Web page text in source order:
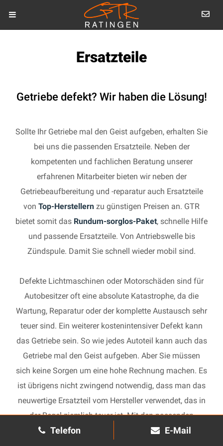
Telefon E-Mail
Ersatzteile
Getriebe defekt? Wir haben die Lösung!
Sollte Ihr Getriebe mal den Geist aufgeben, erhalten Sie
bei uns die passenden Ersatzteile. Neben der
kompetenten und fachlichen Beratung unserer
erfahrenen Mitarbeiter bieten wir neben der
Getriebeaufbereitung und -reparatur auch Ersatzteile
von Top-Herstellern zu günstigen Preisen an. GTR
bietet somit das Rundum-sorglos-Paket, schnelle Hilfe
und passende Ersatzteile. Von Antriebswelle bis
Zündspule. Damit Sie schnell wieder mobil sind.
Defekte Lichtmaschinen oder Motorschäden sind für
Autobesitzer oft eine absolute Katastrophe, da die
Wartung, Reparatur oder der komplette Austausch sehr
teuer sind. Ein weiterer kostenintensiver Defekt kann
das Getriebe sein. So wie jedes Autoteil kann auch das
Getriebe mal den Geist aufgeben. Aber Sie müssen
sich keine Sorgen um eine hohe Rechnung machen. Es
ist übrigens nicht zwingend notwendig, dass man das
neuwertige Ersatzteil vom Hersteller verwendet, das in
der Regel ziemlich teuer ist. Mit den passenden
Ersatzteilen kann jedes gebrauchte Getriebe schnell